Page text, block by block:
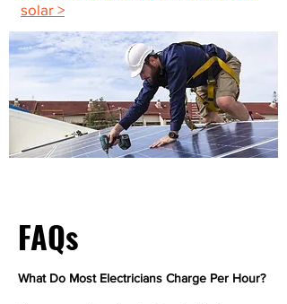
solar >
FAQs
What Do Most Electricians Charge Per Hour?